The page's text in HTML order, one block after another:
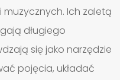
Ich zaletą
długiego
się jako narzędzie
pojęcia, układać